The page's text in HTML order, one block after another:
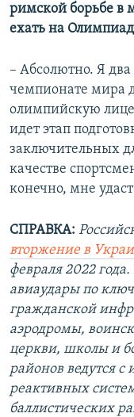
римской борьбе в
ехать на
– Абсолютно. Я
чемпионате мира
олимпийскую
идет этап
заключительных
качестве
конечно, мне
СПРАВКА:
вторжение в
февраля 2022
авиаудары по
гражданской
аэродромы,
церкви, школы и
районов ведутся
реактивных
баллистических